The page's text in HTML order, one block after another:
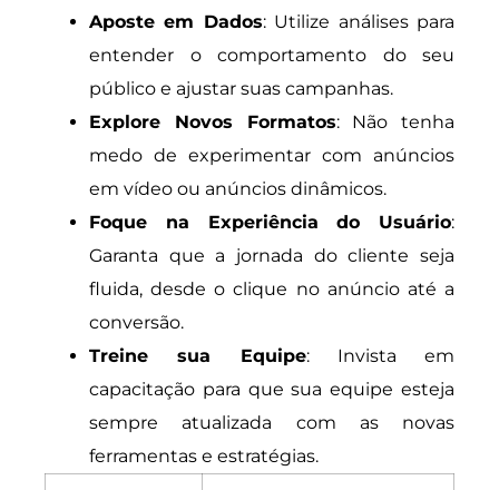
Aposte em Dados: Utilize análises para
entender o comportamento do seu
público e ajustar suas campanhas.
Explore Novos Formatos: Não tenha
medo de experimentar com anúncios
em vídeo ou anúncios dinâmicos.
Foque na Experiência do Usuário:
Garanta que a jornada do cliente seja
fluida, desde o clique no anúncio até a
conversão.
Treine sua Equipe: Invista em
capacitação para que sua equipe esteja
sempre atualizada com as novas
ferramentas e estratégias.